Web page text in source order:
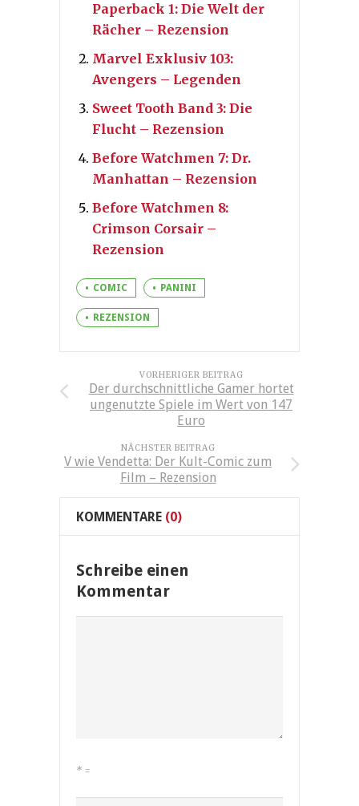
Paperback 1: Die Welt der
Rächer – Rezension
Marvel Exklusiv 103:
Avengers – Legenden
Sweet Tooth Band 3: Die
Flucht – Rezension
Before Watchmen 7: Dr.
Manhattan – Rezension
Before Watchmen 8:
Crimson Corsair –
Rezension
COMIC PANINI
REZENSION
VORHERIGER BEITRAG
Der durchschnittliche Gamer hortet
ungenutzte Spiele im Wert von 147
Euro
NÄCHSTER BEITRAG
V wie Vendetta: Der Kult-Comic zum
Film – Rezension
KOMMENTARE (0)
Schreibe einen
Kommentar
* =